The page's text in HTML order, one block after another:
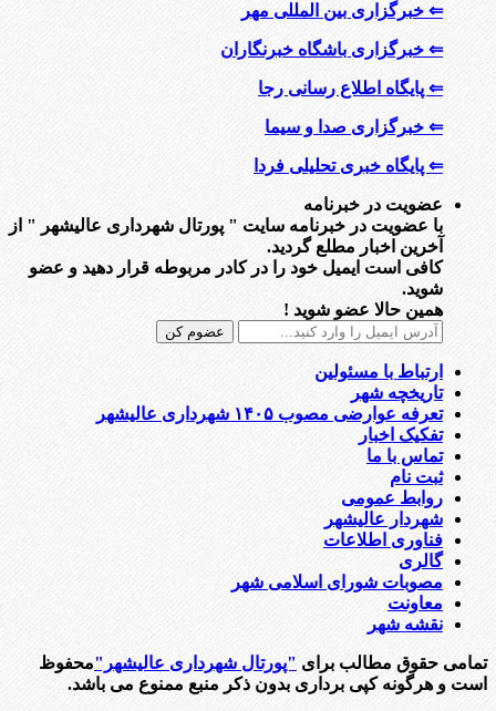
⇐ خبرگزاری بین المللی مهر
⇐ خبرگزاری باشگاه خبرنگاران
⇐ پایگاه اطلاع رسانی رجا
⇐ خبرگزاری صدا و سیما
⇐ پایگاه خبری تحلیلی فردا
عضویت در خبرنامه
با عضویت در خبرنامه سایت " پورتال شهرداری عالیشهر " از
آخرین اخبار مطلع گردید.
کافی است ایمیل خود را در کادر مربوطه قرار دهید و عضو
شوید.
همین حالا عضو شوید !
ارتباط با مسئولین
تاریخچه شهر
تعرفه عوارضی مصوب ۱۴۰۵ شهرداری عالیشهر
تفکیک اخبار
تماس با ما
ثبت نام
روابط عمومی
شهردار عالیشهر
فناوری اطلاعات
گالری
مصوبات شورای اسلامی شهر
معاونت
نقشه شهر
تمامی حقوق مطالب برای "پورتال شهرداری عالیشهر"محفوظ
است و هرگونه کپی برداری بدون ذکر منبع ممنوع می باشد.